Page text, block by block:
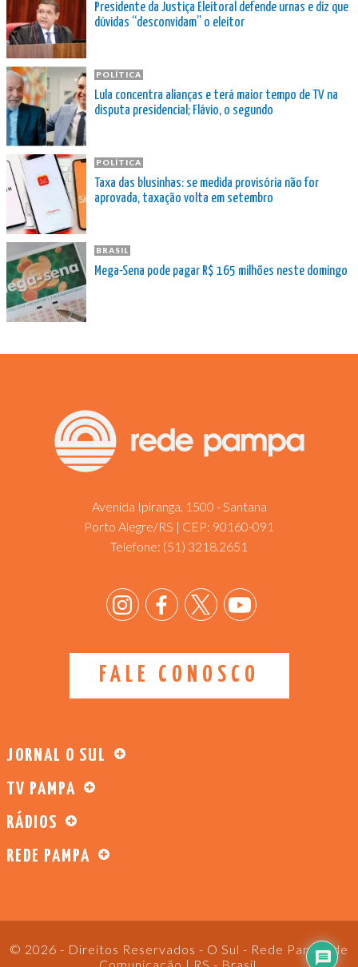
Presidente da Justiça Eleitoral defende urnas e diz que
dúvidas “desconvidam” o eleitor
POLÍTICA
Lula concentra alianças e terá maior tempo de TV na
disputa presidencial; Flávio, o segundo
POLÍTICA
Taxa das blusinhas: se medida provisória não for
aprovada, taxação volta em setembro
BRASIL
Mega-Sena pode pagar R$ 165 milhões neste domingo
Avenida Ipiranga, 1500 - Santana
Porto Alegre/RS | CEP: 90160-091
Telefone: (51) 3218.2651
FALE CONOSCO
JORNAL O SUL
TV PAMPA
RÁDIOS
REDE PAMPA
© 2026 - Direitos Reservados - O Sul - Rede Pampa de